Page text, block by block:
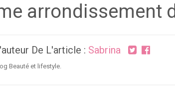
arrondissement
De L'article : Sabrina
Beauté et lifestyle.